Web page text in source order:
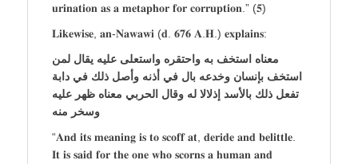
𝐮𝐫𝐢𝐧𝐚𝐭𝐢𝐨𝐧 𝐚𝐬 𝐚 𝐦𝐞𝐭𝐚𝐩𝐡𝐨𝐫 𝐟𝐨𝐫 𝐜𝐨𝐫𝐫𝐮𝐩𝐭𝐢𝐨𝐧.” (𝟓)
𝐋𝐢𝐤𝐞𝐰𝐢𝐬𝐞, 𝐚𝐧-𝐍𝐚𝐰𝐚𝐰𝐢 (𝐝. 𝟔𝟕𝟔 𝐀.𝐇.) 𝐞𝐱𝐩𝐥𝐚𝐢𝐧𝐬:
معناه استخف به واحتقره واستعلى عليه يقال لمن
استخف بإنسان وخدعه بال في أذنه وأصل ذلك في دابة
تفعل ذلك بالأسد إذلالا له وقال الحربي معناه ظهر عليه
وسخر منه
“𝐀𝐧𝐝 𝐢𝐭𝐬 𝐦𝐞𝐚𝐧𝐢𝐧𝐠 𝐢𝐬 𝐭𝐨 𝐬𝐜𝐨𝐟𝐟 𝐚𝐭, 𝐝𝐞𝐫𝐢𝐝𝐞 𝐚𝐧𝐝 𝐛𝐞𝐥𝐢𝐭𝐭𝐥𝐞.
𝐈𝐭 𝐢𝐬 𝐬𝐚𝐢𝐝 𝐟𝐨𝐫 𝐭𝐡𝐞 𝐨𝐧𝐞 𝐰𝐡𝐨 𝐬𝐜𝐨𝐫𝐧𝐬 𝐚 𝐡𝐮𝐦𝐚𝐧 𝐚𝐧𝐝